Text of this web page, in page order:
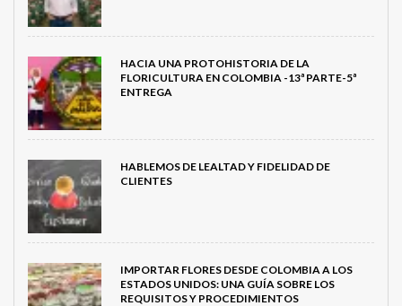
HACIA UNA PROTOHISTORIA DE LA
FLORICULTURA EN COLOMBIA -13ª PARTE-5ª
ENTREGA
HABLEMOS DE LEALTAD Y FIDELIDAD DE
CLIENTES
IMPORTAR FLORES DESDE COLOMBIA A LOS
ESTADOS UNIDOS: UNA GUÍA SOBRE LOS
REQUISITOS Y PROCEDIMIENTOS